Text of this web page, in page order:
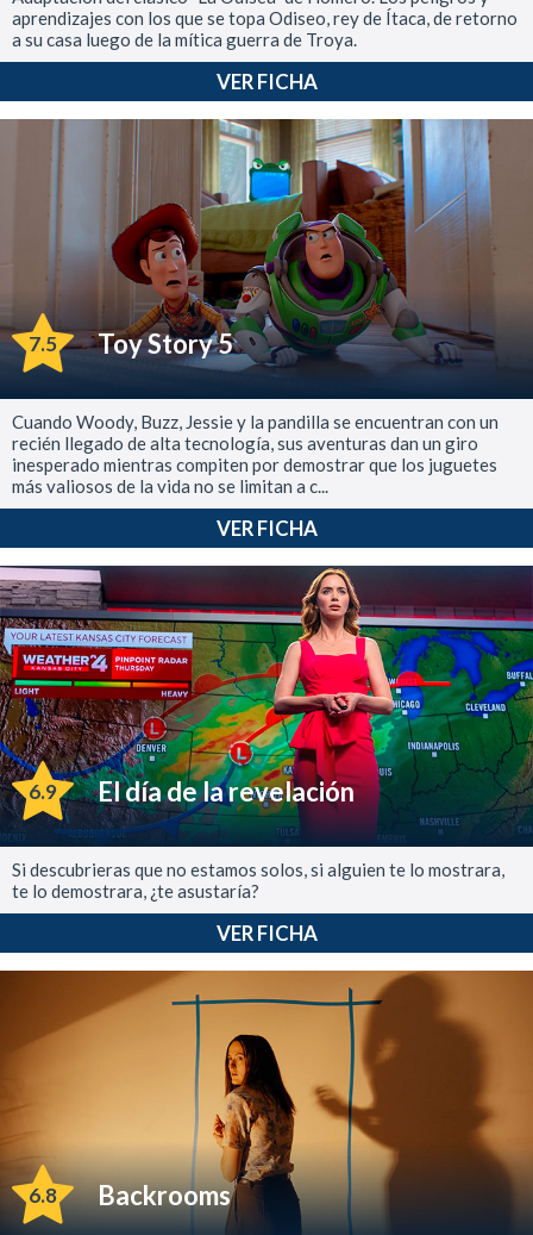
aprendizajes con los que se topa Odiseo, rey de Ítaca, de retorno
a su casa luego de la mítica guerra de Troya.
VER FICHA
7.5 Toy Story 5
Cuando Woody, Buzz, Jessie y la pandilla se encuentran con un
recién llegado de alta tecnología, sus aventuras dan un giro
inesperado mientras compiten por demostrar que los juguetes
más valiosos de la vida no se limitan a c...
VER FICHA
6.9 El día de la revelación
Si descubrieras que no estamos solos, si alguien te lo mostrara,
te lo demostrara, ¿te asustaría?
VER FICHA
6.8 Backrooms